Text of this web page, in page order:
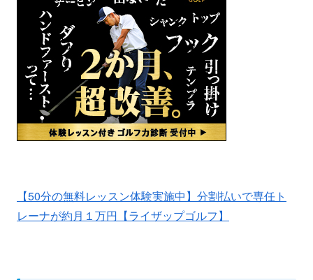
【50分の無料レッスン体験実施中】分割払いで専任ト
レーナが約月１万円【ライザップゴルフ】